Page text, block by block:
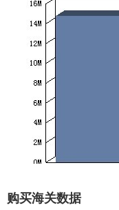
购买海关数据